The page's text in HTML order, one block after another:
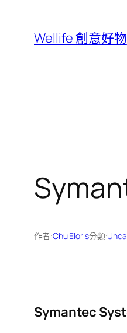
Wellife 創意好物
作者:Chu Elorls分類:
Symantec